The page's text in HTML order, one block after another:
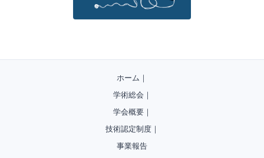
ホーム ｜
学術総会 ｜
学会概要｜
技術認定制度｜
事業報告